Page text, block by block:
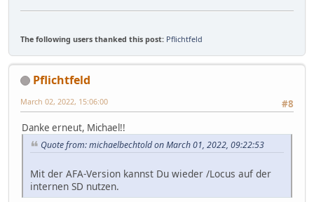
The following users thanked this post: Pflichtfeld
Pflichtfeld
#8
March 02, 2022, 15:06:00
Danke erneut, Michael!!
Quote from: michaelbechtold on March 01, 2022, 09:22:53
Mit der AFA-Version kannst Du wieder /Locus auf der
internen SD nutzen.